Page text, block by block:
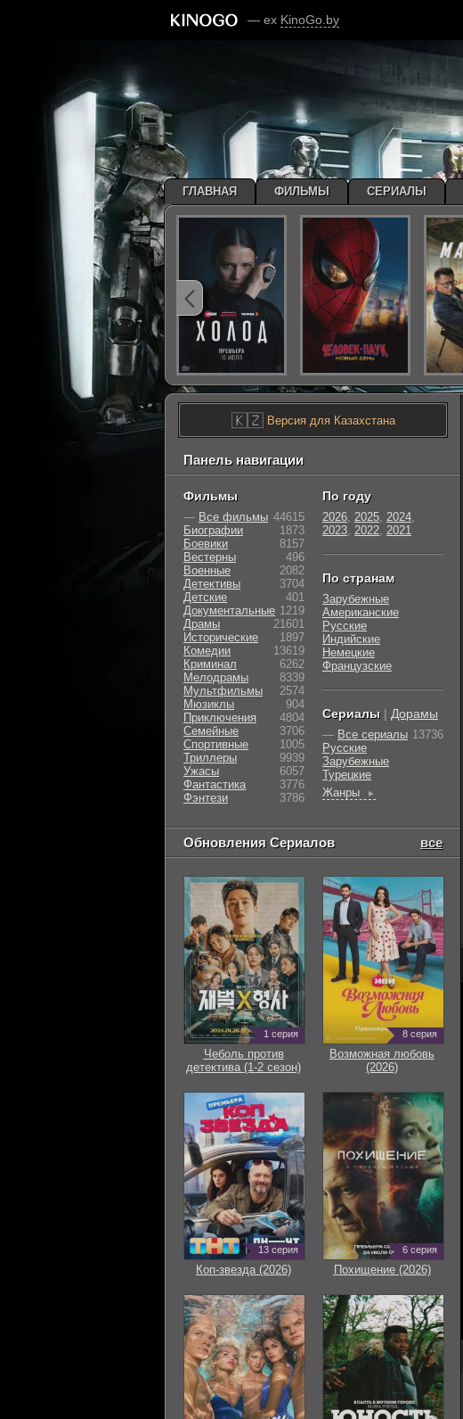
— ex KinoGo.by
🇰🇿Версия для Казахстана
Панель навигации
Фильмы
— Все фильмы 44615
Биографии
1873
Боевики
8157
Вестерны
496
Военные
2082
Детективы
3704
Детские
401
Документальные 1219
Драмы
21601
Исторические
1897
Комедии
13619
Криминал
6262
Мелодрамы
8339
Мультфильмы
2574
Мюзиклы
904
Приключения
4804
Семейные
3706
Cпортивные
1005
Триллеры
9939
Ужасы
6057
Фантастика
3776
Фэнтези
3786
По году
2026, 2025, 2024,
2023, 2022, 2021
По странам
Зарубежные
Американские
Русские
Индийские
Немецкие
Французские
Сериалы | Дорамы
— Все сериалы 13736
Русские
Зарубежные
Турецкие
Жанры
►
Обновления Сериалов все
1 серия
Чеболь против
детектива (1-2 сезон)
8 серия
Возможная любовь
(2026)
13 серия
Коп-звезда (2026)
6 серия
Похищение (2026)
ГЛАВНАЯ ФИЛЬМЫ СЕРИАЛЫ